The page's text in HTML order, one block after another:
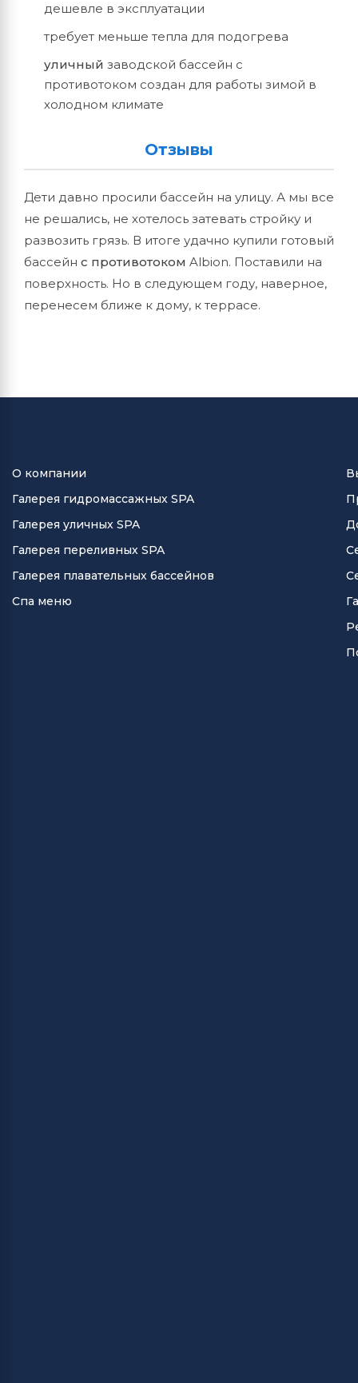
дешевле в эксплуатации
требует меньше тепла для подогрева
уличный заводской бассейн с
противотоком создан для работы зимой в
холодном климате
Отзывы
Дети давно просили бассейн на улицу. А мы все
не решались, не хотелось затевать стройку и
развозить грязь. В итоге удачно купили готовый
бассейн с противотоком Albion. Поставили на
поверхность. Но в следующем году, наверное,
перенесем ближе к дому, к террасе.
О компании
Галерея гидромассажных SPA
Галерея уличных SPA
Галерея переливных SPA
Галерея плавательных бассейнов
Спа меню